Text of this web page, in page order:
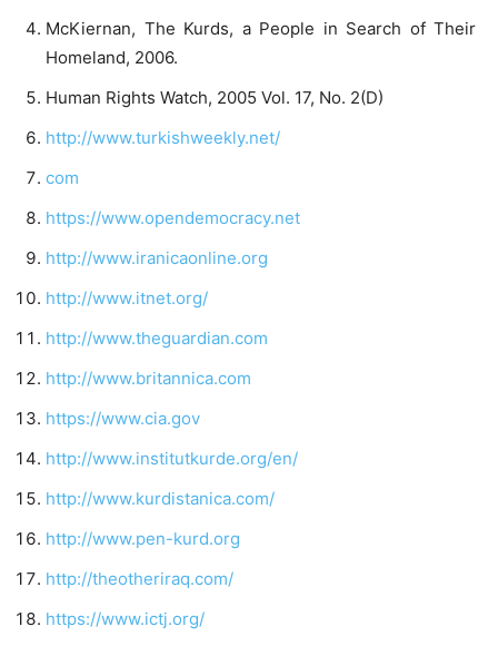
McKiernan, The Kurds, a People in Search of Their
Homeland, 2006.
Human Rights Watch, 2005 Vol. 17, No. 2(D)
http://www.turkishweekly.net/
com
https://www.opendemocracy.net
http://www.iranicaonline.org
http://www.itnet.org/
http://www.theguardian.com
http://www.britannica.com
https://www.cia.gov
http://www.institutkurde.org/en/
http://www.kurdistanica.com/
http://www.pen-kurd.org
http://theotheriraq.com/
https://www.ictj.org/